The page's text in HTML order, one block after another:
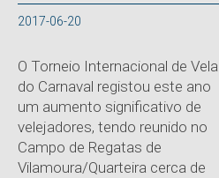
2017-06-20
O Torneio Internacional de Vela
do Carnaval registou este ano
um aumento significativo de
velejadores, tendo reunido no
Campo de Regatas de
Vilamoura/Quarteira cerca de